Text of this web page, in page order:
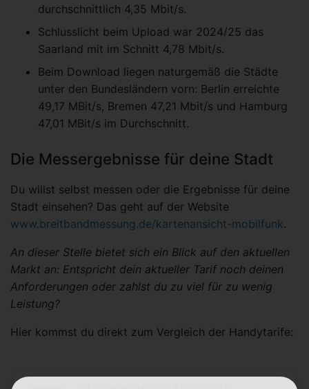
durchschnittlich 4,35 Mbit/s.
Schlusslicht beim Upload war 2024/25 das
Saarland mit im Schnitt 4,78 Mbit/s.
Beim Download liegen naturgemäß die Städte
unter den Bundesländern vorn: Berlin erreichte
49,17 MBit/s, Bremen 47,21 Mbit/s und Hamburg
47,01 MBit/s im Durchschnitt.
Die Messergebnisse für deine Stadt
Du willst selbst messen oder die Ergebnisse für deine
Stadt einsehen? Das geht auf der Website
www.breitbandmessung.de/kartenansicht-mobilfunk.
An dieser Stelle bietet sich ein Blick auf den aktuellen
Markt an: Entspricht dein aktueller Tarif noch deinen
Anforderungen oder zahlst du zu viel für zu wenig
Leistung?
Hier kommst du direkt zum Vergleich der Handytarife: